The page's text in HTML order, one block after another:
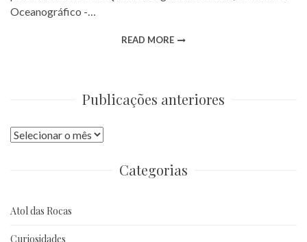
Oceanográfico -…
READ MORE
Publicações anteriores
Publicações
Categorias
Atol das Rocas
Curiosidades